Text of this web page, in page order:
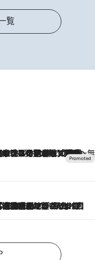
覧
星野リゾート】唯一無二。癒しと発見が待つ場所へ
足水浴】ヒノキの香りに包まれて涼感マックス！約13℃の湧水かけ流しを避暑地「星野温泉 トンボの湯」で体験
の勝手に再ブーム
観客大盛上がりの“タオル回し”に、ラッパー顔負けの高速歌唱まで…さだまさし（74）のアグレッシブすぎる現在地